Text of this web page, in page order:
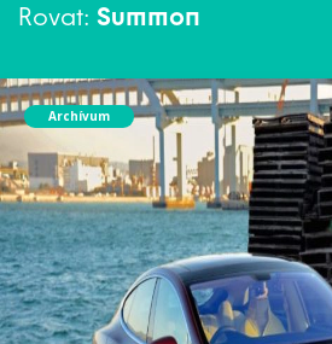
Rovat: Summon
Archívum